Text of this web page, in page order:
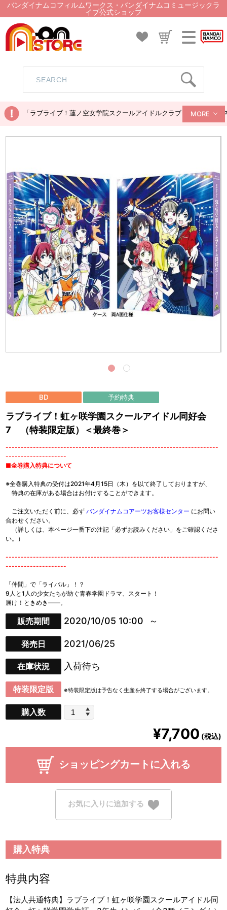
バンダイナムコフィルムワークス・バンダイナムコミュージックラ
イブ公式ショップ
「ラブライブ！蓮ノ空女学院スクールアイドルクラブ ぬいぐるみ
MORE
BD 予約特典
ラブライブ！虹ヶ咲学園スクールアイドル同好会
7 （特装限定版）＜最終巻＞
----------------------------------------------------------------------
--------------------
■全巻購入特典について
※全巻購入特典の受付は2021年4月15日（木）を以て終了しておりますが、
特典の在庫がある場合はお付けすることができます。
ご注文いただく前に、必ずバンダイナムコアーツお客様センター にお問い
合わせください。
（詳しくは、本ページ一番下の注記「必ずお読みください」をご確認くださ
い。）
----------------------------------------------------------------------
--------------------
「仲間」で「ライバル」！？
9人と1人の少女たちが紡ぐ青春学園ドラマ、スタート！
届け！ときめき――。
販売期間 2020/10/05 10:00
発売日 2021/06/25
在庫状況 入荷待ち
特装限定版 ※特装限定版は予告なく生産を終了する場合がございます。
購入数
¥7,700 (税込)
ショッピングカートに入れる
お気に入りに追加する
購入特典
特典内容
【法人共通特典】ラブライブ！虹ヶ咲学園スクールアイドル同